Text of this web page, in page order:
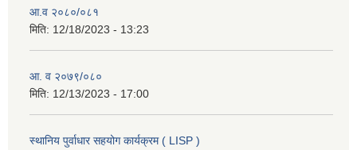
आ.व २०८०/०८१
मिति: 12/18/2023 - 13:23
आ. व २०७९/०८०
मिति: 12/13/2023 - 17:00
स्थानिय पुर्वाधार सहयोग कार्यक्रम ( LISP )